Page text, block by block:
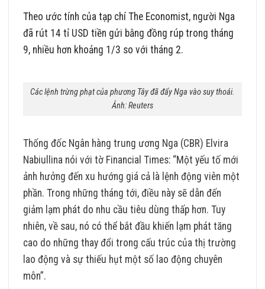
Theo ước tính của tạp chí The Economist, người Nga
đã rút 14 tỉ USD tiền gửi bằng đồng rúp trong tháng
9, nhiều hơn khoảng 1/3 so với tháng 2.
Các lệnh trừng phạt của phương Tây đã đẩy Nga vào suy thoái.
Ảnh: Reuters
Thống đốc Ngân hàng trung ương Nga (CBR) Elvira
Nabiullina nói với tờ Financial Times: “Một yếu tố mới
ảnh hưởng đến xu hướng giá cả là lệnh động viên một
phần. Trong những tháng tới, điều này sẽ dẫn đến
giảm lạm phát do nhu cầu tiêu dùng thấp hơn. Tuy
nhiên, về sau, nó có thể bắt đầu khiến lạm phát tăng
cao do những thay đổi trong cấu trúc của thị trường
lao động và sự thiếu hụt một số lao động chuyên
môn”.